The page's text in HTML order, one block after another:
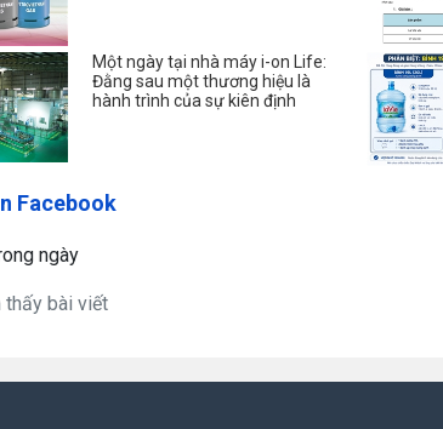
Một ngày tại nhà máy i-on Life:
Đằng sau một thương hiệu là
hành trình của sự kiên định
Facebook
ngày
thấy bài viết